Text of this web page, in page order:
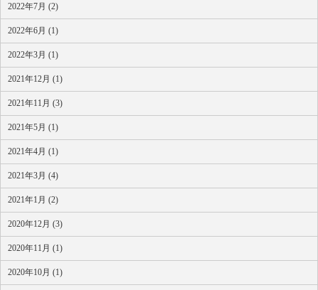
2022年7月 (2)
2022年6月 (1)
2022年3月 (1)
2021年12月 (1)
2021年11月 (3)
2021年5月 (1)
2021年4月 (1)
2021年3月 (4)
2021年1月 (2)
2020年12月 (3)
2020年11月 (1)
2020年10月 (1)